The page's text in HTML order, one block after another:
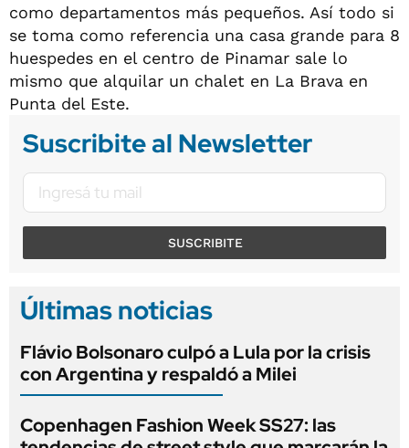
como departamentos más pequeños. Así todo si
se toma como referencia una casa grande para 8
huespedes en el centro de Pinamar sale lo
mismo que alquilar un chalet en La Brava en
Punta del Este.
Suscribite al Newsletter
SUSCRIBITE
Últimas noticias
Flávio Bolsonaro culpó a Lula por la crisis
con Argentina y respaldó a Milei
Copenhagen Fashion Week SS27: las